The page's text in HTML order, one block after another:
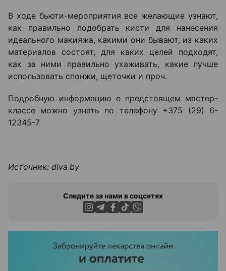
В ходе бьюти-мероприятия все желающие узнают,
как правильно подобрать кисти для нанесения
идеального макияжа, какими они бывают, из каких
материалов состоят, для каких целей подходят,
как за ними правильно ухаживать, какие лучше
использовать спонжи, щеточки и проч.
Подробную информацию о предстоящем мастер-
классе можно узнать по телефону +375 (29) 6-
12345-7.
Источник: diva.by
Следите за нами в соцсетях